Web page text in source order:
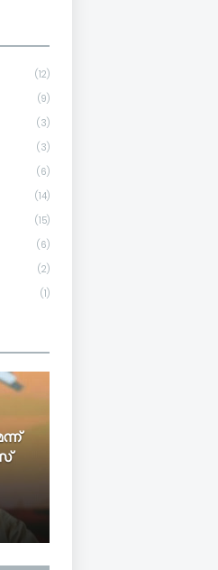
(12)
(9)
(3)
(3)
(6)
(14)
(15)
(6)
(2)
(1)